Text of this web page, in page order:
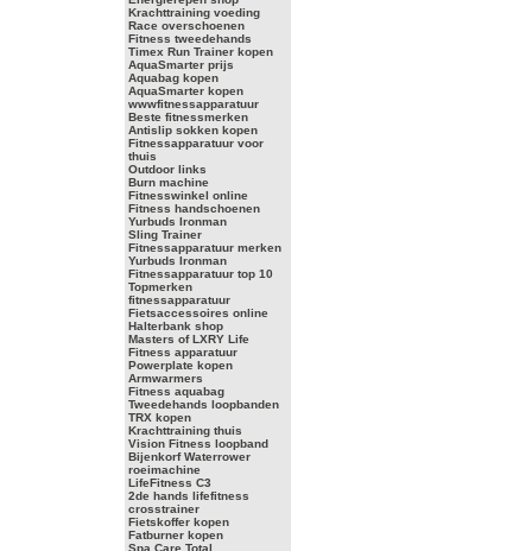
Krachttraining voeding
Race overschoenen
Fitness tweedehands
Timex Run Trainer kopen
AquaSmarter prijs
Aquabag kopen
AquaSmarter kopen
wwwfitnessapparatuur
Beste fitnessmerken
Antislip sokken kopen
Fitnessapparatuur voor
thuis
Outdoor links
Burn machine
Fitnesswinkel online
Fitness handschoenen
Yurbuds Ironman
Sling Trainer
Fitnessapparatuur merken
Yurbuds Ironman
Fitnessapparatuur top 10
Topmerken
fitnessapparatuur
Fietsaccessoires online
Halterbank shop
Masters of LXRY Life
Fitness apparatuur
Powerplate kopen
Armwarmers
Fitness aquabag
Tweedehands loopbanden
TRX kopen
Krachttraining thuis
Vision Fitness loopband
Bijenkorf Waterrower
roeimachine
LifeFitness C3
2de hands lifefitness
crosstrainer
Fietskoffer kopen
Fatburner kopen
Spa Care Total